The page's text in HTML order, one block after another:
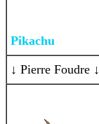
Pikachu
↓ Pierre Foudre ↓